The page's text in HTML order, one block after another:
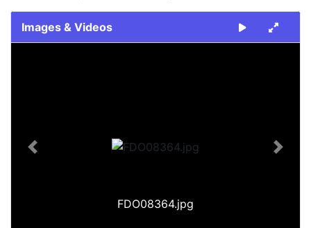
Images & Videos
FDO08364.jpg
Previous Next